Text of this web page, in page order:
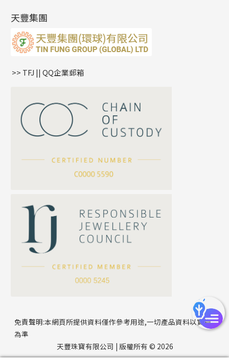
公司名稱
聯絡電話
雙十字鏈系列
水波鏈系列
蛇骨鏈系列
鏈尾系列
嘴唇鏈系列
S車花鏈系列
珍珠鏈系列
坦克鏈系列
滿天星鏈系列
方假繩鏈系列
耳環扣系列
耳綫/耳鈎系列
耳環爪頭
耳環
字母吊墜
相盒吊墜
項鏈吊墜
生肖吊墜
星座吊墜
珠扣
天豐集團
>> TFJ || QQ企業郵箱
免責聲明:本網頁所提供資料僅作參考用途,一切產品資料以實物
為準
天豐珠寶有限公司 | 版權所有 © 2026